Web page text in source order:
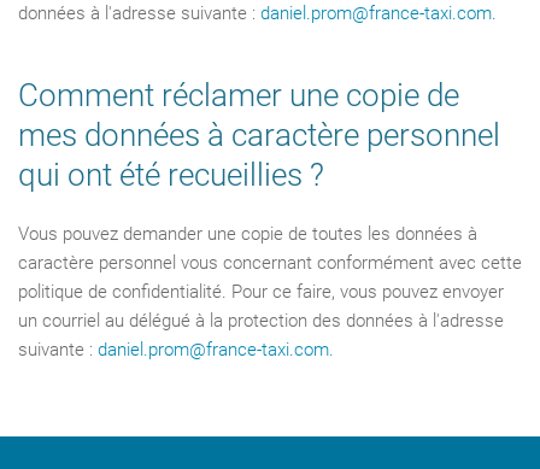
données à l'adresse suivante : daniel.prom@france-taxi.com.
Comment réclamer une copie de
mes données à caractère personnel
qui ont été recueillies ?
Vous pouvez demander une copie de toutes les données à
caractère personnel vous concernant conformément avec cette
politique de confidentialité. Pour ce faire, vous pouvez envoyer
un courriel au délégué à la protection des données à l'adresse
suivante : daniel.prom@france-taxi.com.